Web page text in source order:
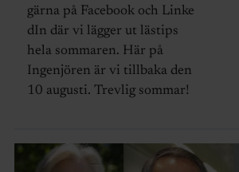
gärna på Facebook och Linke
dIn där vi lägger ut lästips
hela sommaren. Här på
Ingenjören är vi tillbaka den
10 augusti. Trevlig sommar!